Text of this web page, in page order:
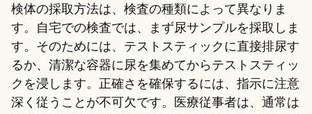
検体の採取方法は、検査の種類によって異なりま
す。自宅での検査では、まず尿サンプルを採取しま
す。そのためには、テストスティックに直接排尿す
るか、清潔な容器に尿を集めてからテストスティッ
クを浸します。正確さを確保するには、指示に注意
深く従うことが不可欠です。医療従事者は、通常は